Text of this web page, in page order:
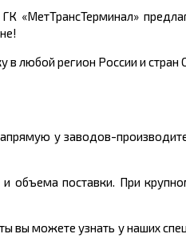
«МетТрансТерминал»
любой регион России и стран
у заводов-
объема поставки. При
вы можете узнать у наших